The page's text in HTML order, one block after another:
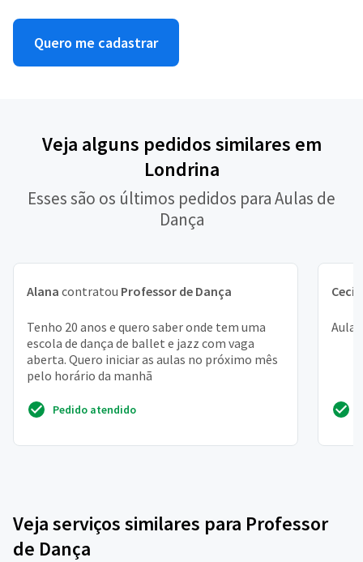
Quero me cadastrar
Veja alguns pedidos similares em
Londrina
Esses são os últimos pedidos para Aulas de
Dança
Alana contratou Professor de Dança
Tenho 20 anos e quero saber onde tem uma
escola de dança de ballet e jazz com vaga
aberta. Quero iniciar as aulas no próximo mês
pelo horário da manhã
Pedido atendido
Veja serviços similares para Professor
de Dança